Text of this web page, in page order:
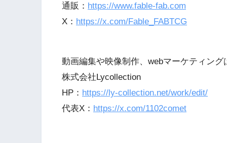
通販： https://www.fable-fab.com
X： https://x.com/Fable_FABTCG
動画編集や映像制作、webマーケティング
株式会社Lycollection
HP： https://ly-collection.net/work/edit/
代表X： https://x.com/1102comet